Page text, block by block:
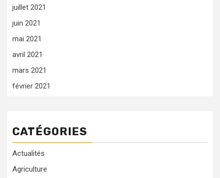
juillet 2021
juin 2021
mai 2021
avril 2021
mars 2021
février 2021
CATÉGORIES
Actualités
Agriculture